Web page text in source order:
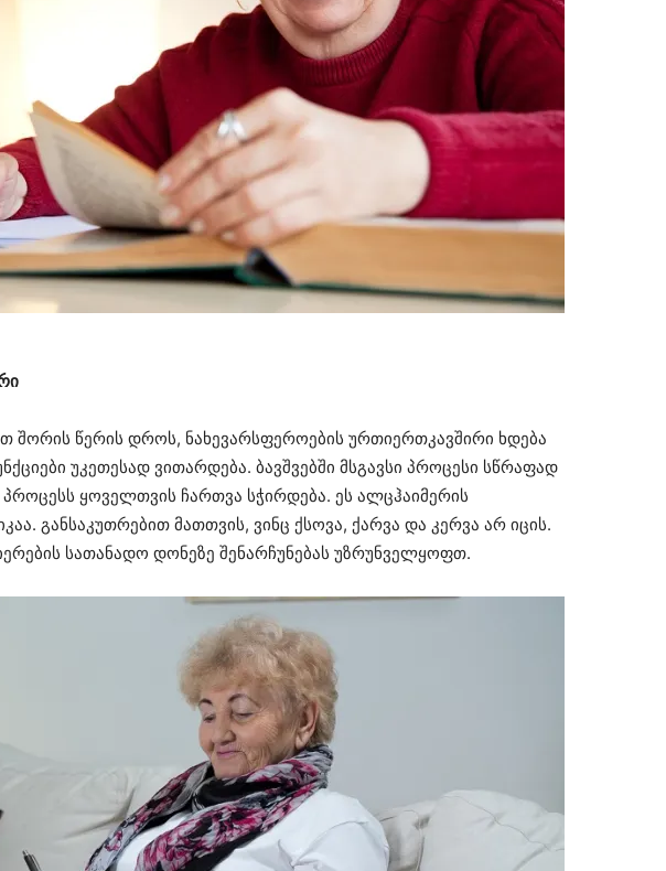
შორის წერის დროს, ნახევარსფეროების ურთიერთკავშირი ხდება
უკეთესად ვითარდება. ბავშვებში მსგავსი პროცესი სწრაფად
ყოველთვის ჩართვა სჭირდება. ეს ალცჰაიმერის
განსაკუთრებით მათთვის, ვინც ქსოვა, ქარვა და კერვა არ იცის.
სათანადო დონეზე შენარჩუნებას უზრუნველყოფთ.